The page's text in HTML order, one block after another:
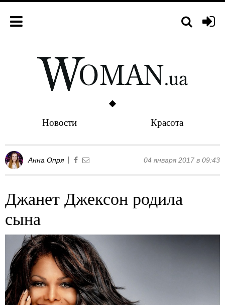
Новости Красота
Анна Опря 04 января 2017 в 09:43
Джанет Джексон родила
сына